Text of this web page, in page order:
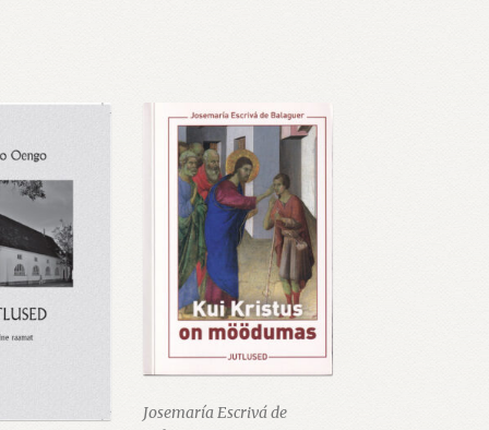
Josemaría Escrivá de